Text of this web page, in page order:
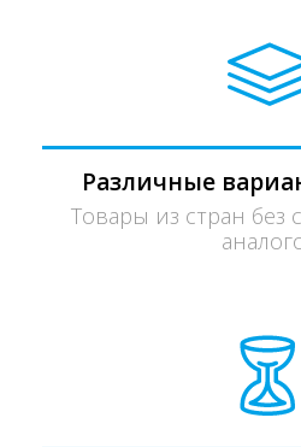
Различные
Товары из стран без